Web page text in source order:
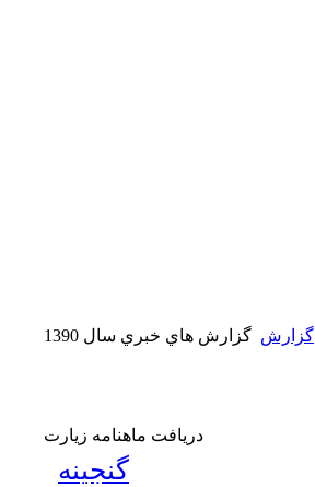
گزارش گزارش هاي خبري سال 1390
دریافت ماهنامه زیارت
گنجینه